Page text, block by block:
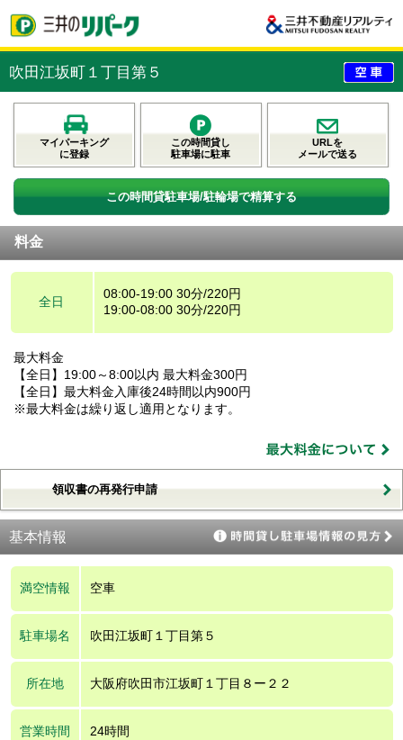
吹田江坂町１丁目第５
マイパーキング
に登録
この時間貸し
駐車場に駐車
URLを
メールで送る
この時間貸駐車場/駐輪場で精算する
料金
全日
08:00-19:00 30分/220円
19:00-08:00 30分/220円
最大料金
【全日】19:00～8:00以内 最大料金300円
【全日】最大料金入庫後24時間以内900円
※最大料金は繰り返し適用となります。
領収書の再発行申請
基本情報
満空情報 空車
駐車場名 吹田江坂町１丁目第５
所在地 大阪府吹田市江坂町１丁目８ー２２
営業時間 24時間